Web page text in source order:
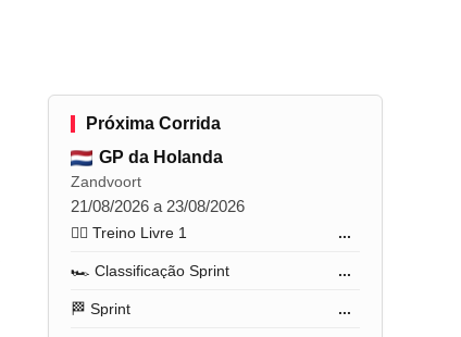
Próxima Corrida
GP da Holanda
Zandvoort
21/08/2026 a 23/08/2026
🏋️‍♂️ Treino Livre 1 ...
🏎️ Classificação Sprint ...
🏁 Sprint ...